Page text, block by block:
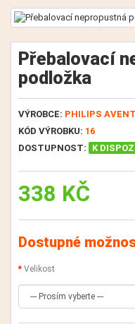
Přebalovací
podložka
VÝROBCE: PHILIPS AVENT
KÓD VÝROBKU: 16
DOSTUPNOST:
K
338 KČ
Dostupné
Velikost